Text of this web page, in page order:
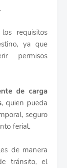
requisitos
ya que
permisos
de carga
, quien pueda
seguro
ferial.
de manera
tránsito, el